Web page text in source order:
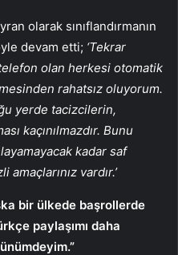
olarak sınıflandırmanın
devam etti; ‘Tekrar
olan herkesi otomatik
rahatsız oluyorum.
yerde tacizcilerin,
kaçınılmazdır. Bunu
kadar saf
amaçlarınız vardır.’
bir ülkede başrollerde
paylaşımı daha